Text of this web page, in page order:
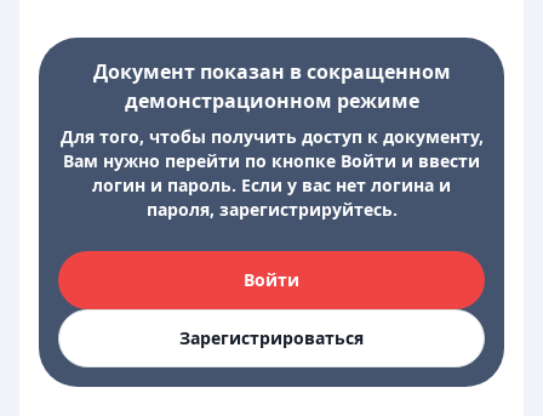
Документ показан в сокращенном
демонстрационном режиме
Для того, чтобы получить доступ к документу,
Вам нужно перейти по кнопке Войти и ввести
логин и пароль. Если у вас нет логина и
пароля, зарегистрируйтесь.
Войти
Зарегистрироваться